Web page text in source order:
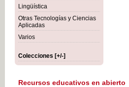
Lingüística
Otras Tecnologías y Ciencias
Aplicadas
Varios
Colecciones [+/-]
Recursos educativos en abierto